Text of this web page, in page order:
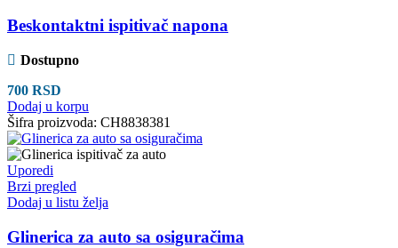
Beskontaktni ispitivač napona
Dostupno
700 RSD
Dodaj u korpu
Šifra proizvoda: CH8838381
Uporedi
Brzi pregled
Dodaj u listu želja
Glinerica za auto sa osiguračima